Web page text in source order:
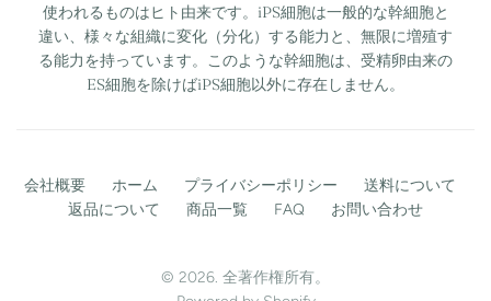
使われるものはヒト由来です。iPS細胞は一般的な幹細胞と
違い、様々な組織に変化（分化）する能力と、無限に増殖す
る能力を持っています。このような幹細胞は、受精卵由来の
ES細胞を除けばiPS細胞以外に存在しません。
会社概要 ホーム プライバシーポリシー
送料について
返品について
商品一覧 FAQ お問い合わせ
© 2026. 全著作権所有。